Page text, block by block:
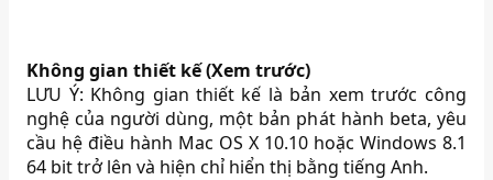
Không gian thiết kế (Xem trước)
LƯU Ý: Không gian thiết kế là bản xem trước công
nghệ của người dùng, một bản phát hành beta, yêu
cầu hệ điều hành Mac OS X 10.10 hoặc Windows 8.1
64 bit trở lên và hiện chỉ hiển thị bằng tiếng Anh.